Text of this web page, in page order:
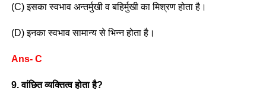
(C) इसका स्वभाव अन्तर्मुखी व बहिर्मुखी का मिश्रण होता है।
(D) इनका स्वभाव सामान्य से भिन्न होता है।
Ans- C
9. वांछित व्यक्तित्व होता है?